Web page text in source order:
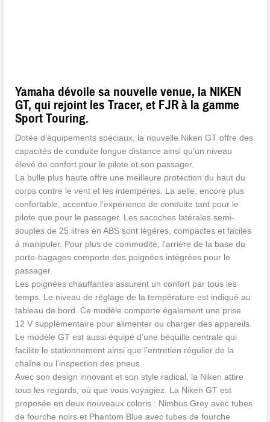
Yamaha dévoile sa nouvelle venue, la NIKEN
GT, qui rejoint les Tracer, et FJR à la gamme
Sport Touring.
Dotée d’équipements spéciaux, la nouvelle Niken GT offre des
capacités de conduite longue distance ainsi qu’un niveau
élevé de confort pour le pilote et son passager.
La bulle plus haute offre une meilleure protection du haut du
corps contre le vent et les intempéries. La selle, encore plus
confortable, accentue l’expérience de conduite tant pour le
pilote que pour le passager. Les sacoches latérales semi-
souples de 25 litres en ABS sont légères, compactes et faciles
à manipuler. Pour plus de commodité, l’arrière de la base du
porte-bagages comporte des poignées intégrées pour le
passager.
Les poignées chauffantes assurent un confort par tous les
temps. Le niveau de réglage de la température est indiqué au
tableau de bord. Ce modèle comporte également une prise
12 V supplémentaire pour alimenter ou charger des appareils.
Le modèle GT est aussi équipé d’une béquille centrale qui
facilite le stationnement ainsi que l’entretien régulier de la
chaîne ou l’inspection des pneus.
Avec son design innovant et son style radical, la Niken attire
tous les regards, où que vous voyagiez. La Niken GT est
proposée en deux nouveaux coloris : Nimbus Grey avec tubes
de fourche noirs et Phantom Blue avec tubes de fourche